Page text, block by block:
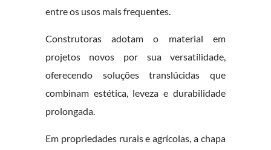
entre os usos mais frequentes.
Construtoras adotam o material em
projetos novos por sua versatilidade,
oferecendo soluções translúcidas que
combinam estética, leveza e durabilidade
prolongada.
Em propriedades rurais e agrícolas, a chapa